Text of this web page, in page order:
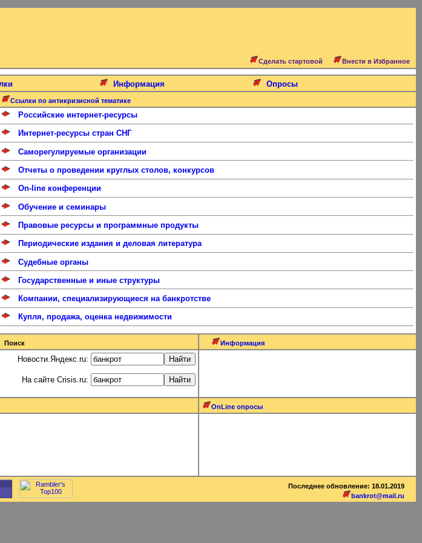
Сделать стартовой Внести в Избранное
Информация Опросы
Ссылки по антикризисной тематике
Российские интернет-ресурсы
Интернет-ресурсы стран СНГ
Саморегулируемые организации
Отчеты о проведении круглых столов, конкурсов
On-line конференции
Обучение и семинары
Правовые ресурсы и программные продукты
Периодические издания и деловая литература
Судебные органы
Государственные и иные структуры
Компании, специализирующиеся на банкротстве
Купля, продажа, оценка недвижимости
Поиск Информация
Новости.Яндекс.ru:
На сайте Crisis.ru:
OnLine опросы
Последнее обновление: 18.01.2019
bankrot@mail.ru